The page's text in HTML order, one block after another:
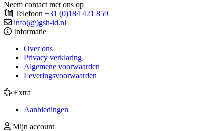
Neem contact met ons op
Telefoon +31 (0)184 421 859
info(@)gsh-id.nl
Informatie
Over ons
Privacy verklaring
Algemene voorwaarden
Leveringsvoorwaarden
Extra
Aanbiedingen
Mijn account